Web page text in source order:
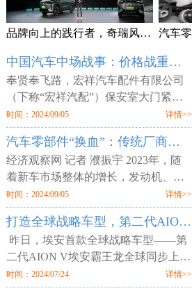
品牌向上的践行者，奇瑞风云T10上市售18.99万元起
中国汽车中场战事：价格战重锤零部件供应商
奉贤奉飞路，宏祥汽车配件有限公司
（下称“宏祥汽配”）保安室大门紧
闭，但工厂大门却敞开，外人可以随
意进出。两层楼的厂区空空荡荡，所
有的产线、物料均已搬空，仅剩为数
时间：2024/09/05 详情>>
汽车零部件“换血”：传统厂商业绩平淡 增量部件厂商利润走高
经济观察网 记者 濮振宇 2023年，随
着新车市场整体的增长，发动机、轮
胎等传统汽车零部件企业获得了业绩
增长，但更多的传统零部件企业则业
绩不佳。汽车行业向电动化与智能化
时间：2024/09/05 详情>>
打造全球战略车型，第二代AION V售12.98万元起
昨日，埃安首款全球战略车型——第
二代AION V埃安霸王龙全球同步上
市。新车定位新硬派智驾SUV，提供
520km、650km、750km三种续航7个
时间：2024/07/24 详情>>